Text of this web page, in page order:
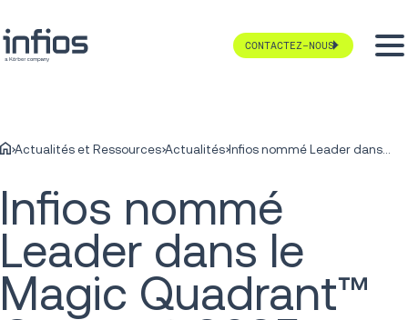
CONTACTEZ-NOUS
Actualités et Ressources Actualités Infios nommé Leader dans le Magic Quadrant™ Gartner® 2025 pour les systèmes de gestion d'entrepôt pour la septième année consecutive*
Infios nommé
Leader dans le
Magic Quadrant™